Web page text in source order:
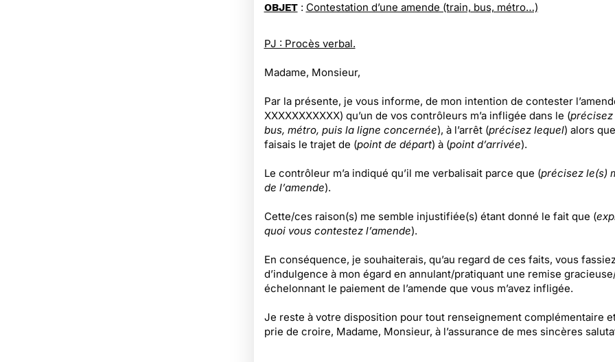
OBJET : Contestation d’une amende (train, bus, métro…)
PJ : Procès verbal.
Madame, Monsieur,
Par la présente, je vous informe, de mon intention de contester
XXXXXXXXXXX) qu’un de vos contrôleurs m’a infligée dans le (précisez
bus, métro, puis la ligne concernée), à l’arrêt (précisez lequel) alors
faisais le trajet de (point de départ) à (point d’arrivée).
Le contrôleur m’a indiqué qu’il me verbalisait parce que (précisez le(s)
de l’amende).
Cette/ces raison(s) me semble injustifiée(s) étant donné le fait que (
quoi vous contestez l’amende).
En conséquence, je souhaiterais, qu’au regard de ces faits, vous
d’indulgence à mon égard en annulant/pratiquant une remise
échelonnant le paiement de l’amende que vous m’avez infligée.
Je reste à votre disposition pour tout renseignement complémentaire
prie de croire, Madame, Monsieur, à l’assurance de mes sincères